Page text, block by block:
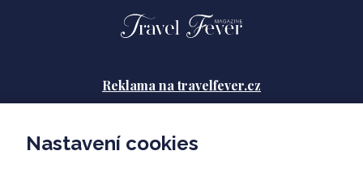
Reklama na travelfever.cz
Nastavení cookies